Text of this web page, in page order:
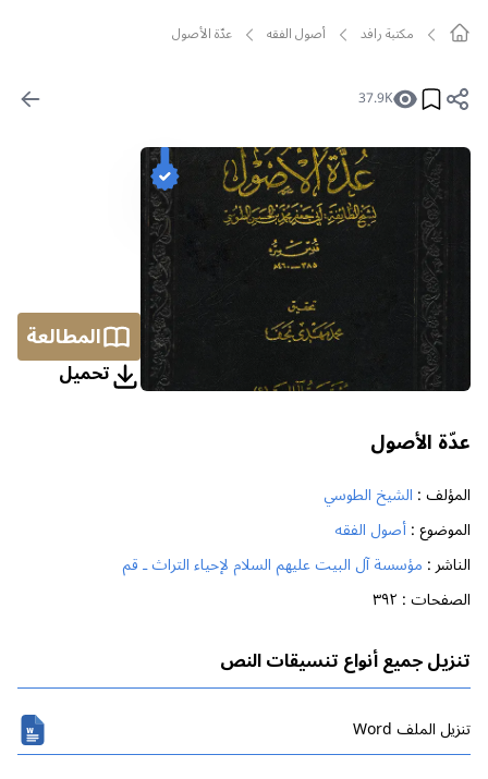
مکتبة رافد أصول الفقه عدّة الأصول
37.9K
المطالعة
تحمیل
عدّة الأصول
المؤلف : الشيخ الطوسي
الموضوع :أصول الفقه
الناشر : مؤسسة آل البيت عليهم السلام لإحياء التراث ـ قم
الصفحات : ٣٩٢
تنزيل جميع أنواع تنسيقات النص
تنزیل الملف Word